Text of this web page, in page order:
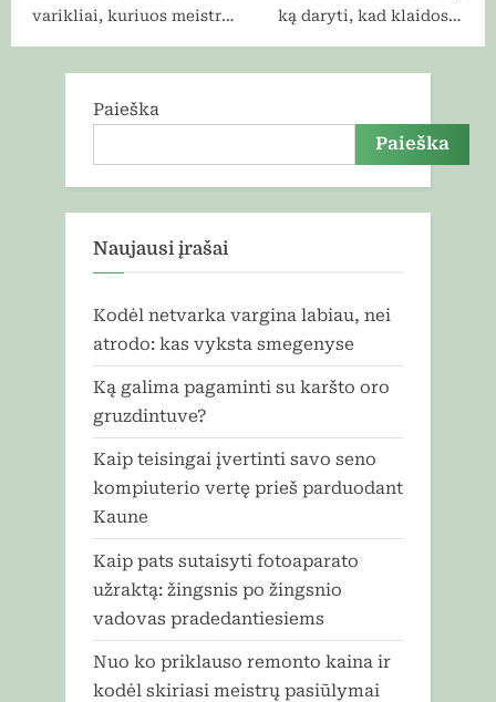
varikliai, kuriuos meistrai
ką daryti, kad klaidos
Paieška
Paieška
Naujausi įrašai
Kodėl netvarka vargina labiau, nei
atrodo: kas vyksta smegenyse
Ką galima pagaminti su karšto oro
gruzdintuve?
Kaip teisingai įvertinti savo seno
kompiuterio vertę prieš parduodant
Kaune
Kaip pats sutaisyti fotoaparato
užraktą: žingsnis po žingsnio
vadovas pradedantiesiems
Nuo ko priklauso remonto kaina ir
kodėl skiriasi meistrų pasiūlymai